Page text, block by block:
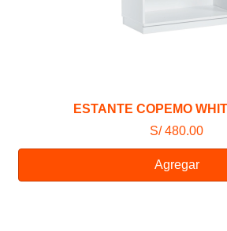
ESTANTE COPEMO
S/ 480.00
Agregar